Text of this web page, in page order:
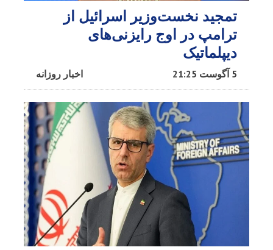
تمجید نخست‌وزیر اسرائیل از
ترامپ در اوج رایزنی‌های
دیپلماتیک
اخبار روزانه 5 آگوست 21:25